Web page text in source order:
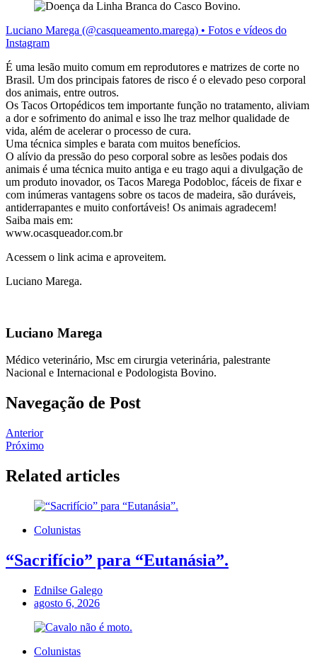
Luciano Marega (@casqueamento.marega) • Fotos e vídeos do
Instagram
É uma lesão muito comum em reprodutores e matrizes de corte no
Brasil. Um dos principais fatores de risco é o elevado peso corporal
dos animais, entre outros.
Os Tacos Ortopédicos tem importante função no tratamento, aliviam
a dor e sofrimento do animal e isso lhe traz melhor qualidade de
vida, além de acelerar o processo de cura.
Uma técnica simples e barata com muitos benefícios.
O alívio da pressão do peso corporal sobre as lesões podais dos
animais é uma técnica muito antiga e eu trago aqui a divulgação de
um produto inovador, os Tacos Marega Podobloc, fáceis de fixar e
com inúmeras vantagens sobre os tacos de madeira, são duráveis,
antiderrapantes e muito confortáveis! Os animais agradecem!
Saiba mais em:
www.ocasqueador.com.br
Acessem o link acima e aproveitem.
Luciano Marega.
Luciano Marega
Médico veterinário, Msc em cirurgia veterinária, palestrante
Nacional e Internacional e Podologista Bovino.
Navegação de Post
Anterior
Próximo
Related articles
Colunistas
“Sacrifício” para “Eutanásia”.
Ednilse Galego
agosto 6, 2026
Colunistas